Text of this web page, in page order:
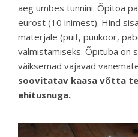
aeg umbes tunnini. Õpitoa
eurost (10 inimest). Hind
materjale (puit, puukoor,
valmistamiseks. Õpituba on
väiksemad vajavad
soovitatav kaasa võtta
ehitusnuga.